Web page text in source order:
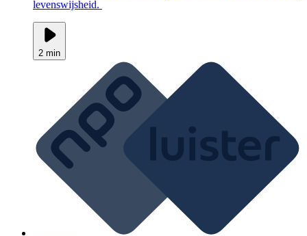
levenswijsheid.
2 min